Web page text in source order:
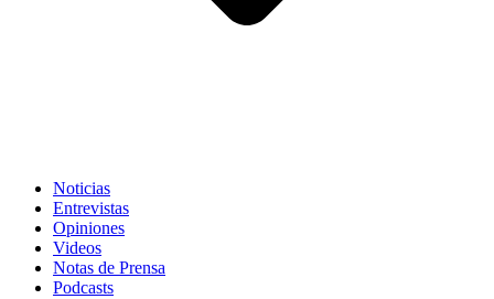
Noticias
Entrevistas
Opiniones
Videos
Notas de Prensa
Podcasts